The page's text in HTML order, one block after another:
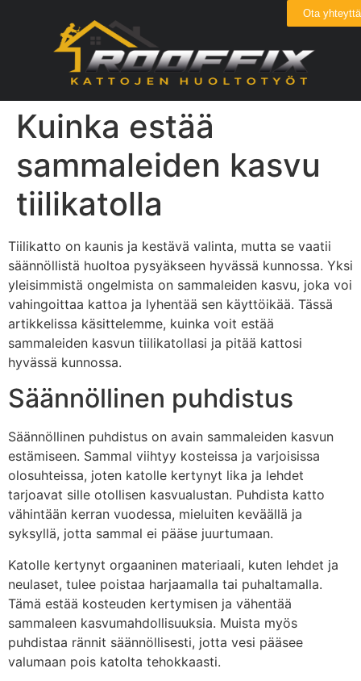
Ota yhteyttä
Kuinka estää
sammaleiden kasvu
tiilikatolla
Tiilikatto on kaunis ja kestävä valinta, mutta se vaatii
säännöllistä huoltoa pysyäkseen hyvässä kunnossa. Yksi
yleisimmistä ongelmista on sammaleiden kasvu, joka voi
vahingoittaa kattoa ja lyhentää sen käyttöikää. Tässä
artikkelissa käsittelemme, kuinka voit estää
sammaleiden kasvun tiilikatollasi ja pitää kattosi
hyvässä kunnossa.
Säännöllinen puhdistus
Säännöllinen puhdistus on avain sammaleiden kasvun
estämiseen. Sammal viihtyy kosteissa ja varjoisissa
olosuhteissa, joten katolle kertynyt lika ja lehdet
tarjoavat sille otollisen kasvualustan. Puhdista katto
vähintään kerran vuodessa, mieluiten keväällä ja
syksyllä, jotta sammal ei pääse juurtumaan.
Katolle kertynyt orgaaninen materiaali, kuten lehdet ja
neulaset, tulee poistaa harjaamalla tai puhaltamalla.
Tämä estää kosteuden kertymisen ja vähentää
sammaleen kasvumahdollisuuksia. Muista myös
puhdistaa rännit säännöllisesti, jotta vesi pääsee
valumaan pois katolta tehokkaasti.